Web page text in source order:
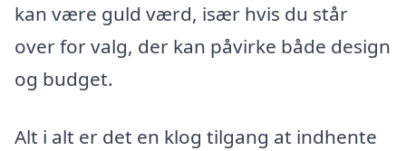
kan være guld værd, især hvis du står
over for valg, der kan påvirke både design
og budget.
Alt i alt er det en klog tilgang at indhente